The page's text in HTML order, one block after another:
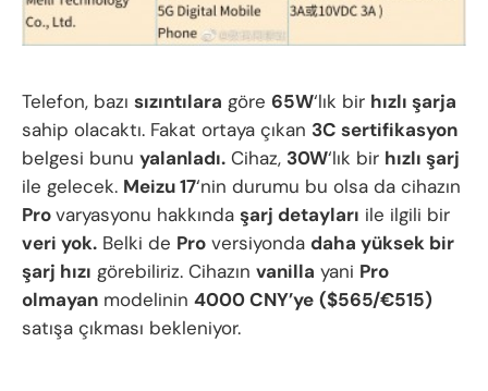
Telefon, bazı sızıntılara göre 65W‘lık bir hızlı şarja
sahip olacaktı. Fakat ortaya çıkan 3C sertifikasyon
belgesi bunu yalanladı. Cihaz, 30W‘lık bir hızlı şarj
ile gelecek. Meizu 17‘nin durumu bu olsa da cihazın
Provaryasyonu hakkında şarj detayları ile ilgili bir
veri yok. Belki de Pro versiyonda daha yüksek bir
şarj hızı görebiliriz. Cihazın vanilla yani Pro
olmayan modelinin 4000 CNY’ye ($565/€515)
satışa çıkması bekleniyor.